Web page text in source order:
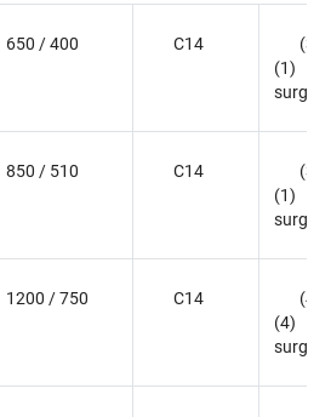
650 / 400 C14
(3)
(1)
surge
850 / 510 C14
(3)
(1)
surge
1200 / 750 C14
(4)
(4)
surge